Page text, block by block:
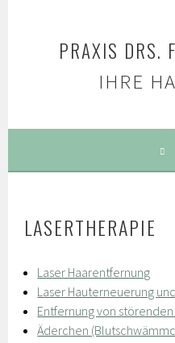
PRAXIS DRS.
IHRE
LASERTHERAPIE
Laser Haarentfernung
Laser Hauterneuerung
Entfernung von
Äderchen